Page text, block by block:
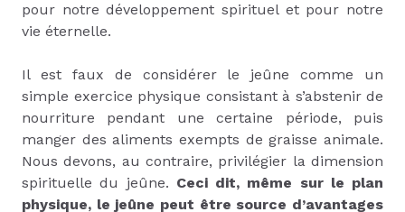
pour notre développement spirituel et pour notre
vie éternelle.
Il est faux de considérer le jeûne comme un
simple exercice physique consistant à s’abstenir de
nourriture pendant une certaine période, puis
manger des aliments exempts de graisse animale.
Nous devons, au contraire, privilégier la dimension
spirituelle du jeûne. Ceci dit, même sur le plan
physique, le jeûne peut être source d’avantages